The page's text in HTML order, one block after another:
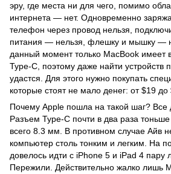
эру, где места ни для чего, помимо
интернета — нет. Одновременно
телефон через провод нельзя,
питания — нельзя, флешку и мышку —
данный момент только MacBook имеет
Type-C, поэтому даже найти устройств
удастся. Для этого нужно покупать
которые стоят не мало денег: от $19 до
Почему Apple пошла на такой шаг? Все
Разъем Type-C почти в два раза
всего 8.3 мм. В противном случае Айв
компьютер столь тонким и легким. На
довелось идти с iPhone 5 и iPad 4 пару
Пережили. Действительно жалко лишь